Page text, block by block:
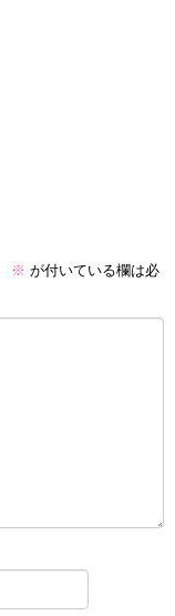
※ が付いている欄は必